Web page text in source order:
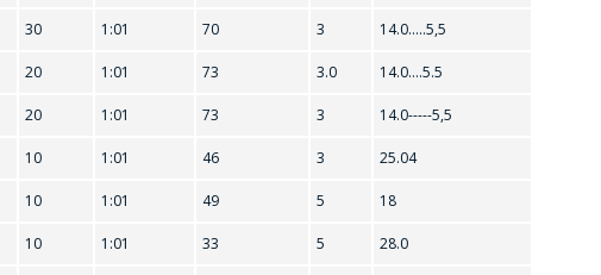
30 1:01 70 3 14.0.....5,5
20 1:01 73 3.0 14.0....5.5
20 1:01 73 3 14.0-----5,5
10 1:01 46 3 25.04
10 1:01 49 5 18
10 1:01 33 5 28.0